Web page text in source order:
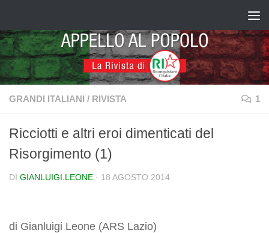
GRANDI ITALIANI / RIVISTA 1
Ricciotti e altri eroi dimenticati del
Risorgimento (1)
DI GIANLUIGI.LEONE · 18 AGOSTO 2014
di Gianluigi Leone (ARS Lazio)